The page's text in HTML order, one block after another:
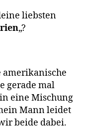
liebsten
„?
gerade mal
eine Mischung
Mann leidet
beide dabei.